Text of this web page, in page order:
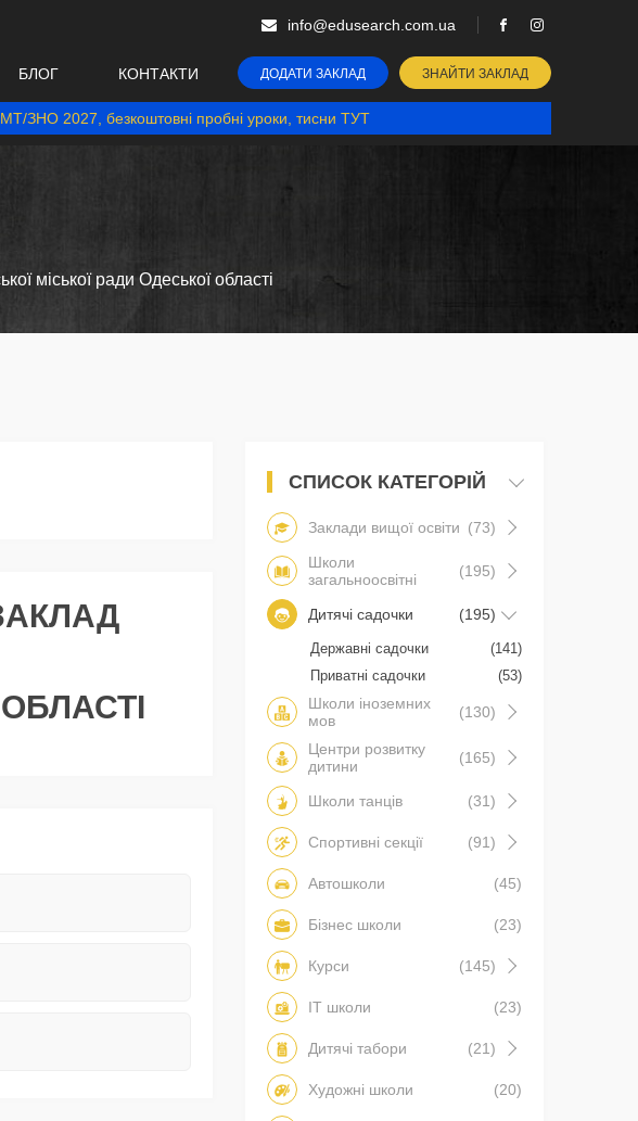
info@edusearch.com.ua
БЛОГ КОНТАКТИ ДОДАТИ ЗАКЛАД ЗНАЙТИ ЗАКЛАД
ЗНО 2027, безкоштовні пробні уроки, тисни ТУТ
міської ради Одеської області
СПИСОК КАТЕГОРІЙ
Заклади вищої освіти (73)
Школи
загальноосвітні
(195)
Дитячі садочки (195)
Державні садочки
(141)
Приватні садочки
(53)
Школи іноземних
мов
(130)
Центри розвитку
дитини
(165)
Школи танців (31)
Спортивні секції (91)
Автошколи (45)
Бізнес школи (23)
Курси (145)
IT школи (23)
Дитячі табори (21)
Художні школи (20)